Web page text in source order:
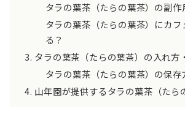
タラの葉茶（たらの葉茶）の副作
タラの葉茶（たらの葉茶）にカフ
る？
タラの葉茶（たらの葉茶）の入れ方
タラの葉茶（たらの葉茶）の保存
山年園が提供するタラの葉茶（たら